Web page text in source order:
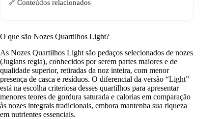
Conteúdos relacionados
O que são Nozes Quartilhos Light?
As Nozes Quartilhos Light são pedaços selecionados de nozes
(Juglans regia), conhecidos por serem partes maiores e de
qualidade superior, retiradas da noz inteira, com menor
presença de casca e resíduos. O diferencial da versão “Light”
está na escolha criteriosa desses quartilhos para apresentar
menores teores de gordura saturada e calorias em comparação
às nozes integrais tradicionais, embora mantenha sua riqueza
em nutrientes essenciais.